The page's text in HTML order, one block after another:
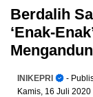
Berdalih
‘Enak-
INIKEPRI
-
Kamis, 16 Juli 2020